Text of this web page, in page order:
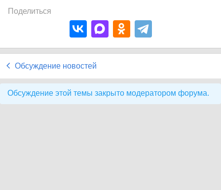
Поделиться
Обсуждение новостей
Обсуждение этой темы закрыто модератором форума.